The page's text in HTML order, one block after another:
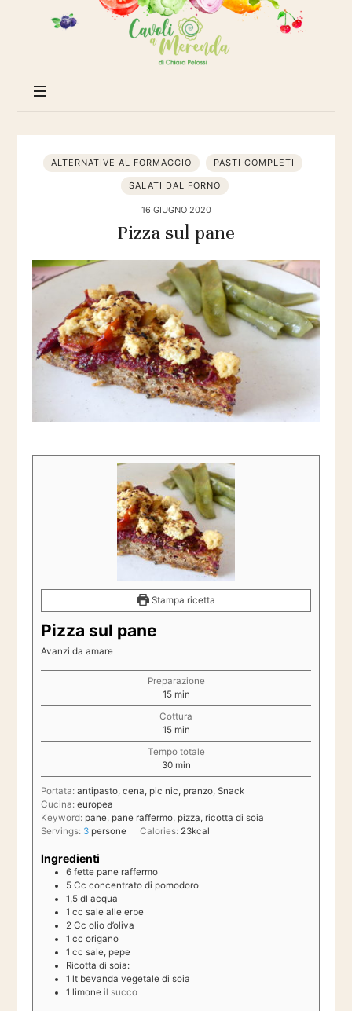
ALTERNATIVE AL FORMAGGIO PASTI COMPLETI
SALATI DAL FORNO
16 GIUGNO 2020
Pizza sul pane
Stampa ricetta
Pizza sul pane
Avanzi da amare
Preparazione
15minuti
min
Cottura
15minuti
min
Tempo totale
30minuti
min
Portata: antipasto, cena, pic nic, pranzo, Snack
Cucina: europea
Keyword: pane, pane raffermo, pizza, ricotta di soia
Servings: 3 persone Calories: 23kcal
Ingredienti
6 fette pane raffermo
5 Cc concentrato di pomodoro
1,5 dl acqua
1 cc sale alle erbe
2 Cc olio d’oliva
1 cc origano
1 cc sale, pepe
Ricotta di soia:
1 lt bevanda vegetale di soia
1 limone il succo